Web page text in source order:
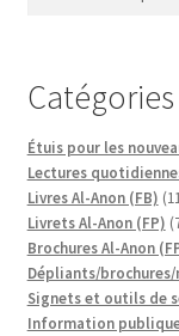
Catégories
Étuis pour les
Lectures
Livres Al-Anon (FB)
Livrets Al-Anon (FP)
Brochures Al-Anon
Dépliants/brochures/
Signets et outils de
Information